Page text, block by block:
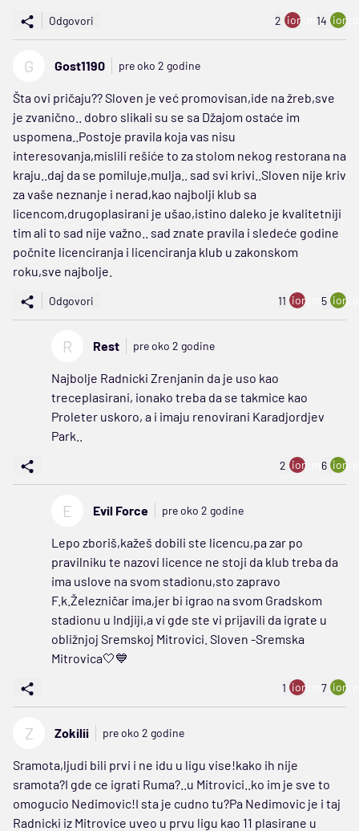
Odgovori 2 ion:minus
14
G Gost1190 pre oko 2 godine
Šta ovi pričaju?? Sloven je već promovisan,ide na žreb,sve
je zvanično.. dobro slikali su se sa Džajom ostaće im
uspomena..Postoje pravila koja vas nisu
interesovanja,mislili rešiće to za stolom nekog restorana na
kraju..daj da se pomiluje,mulja.. sad svi krivi..Sloven nije kriv
za vaše neznanje i nerad,kao najbolji klub sa
licencom,drugoplasirani je ušao,istino daleko je kvalitetniji
tim ali to sad nije važno.. sad znate pravila i sledeće godine
počnite licenciranja i licenciranja klub u zakonskom
roku,sve najbolje.
Odgovori 11 ion:minus
5
R Rest pre oko 2 godine
Najbolje Radnicki Zrenjanin da je uso kao
treceplasirani, ionako treba da se takmice kao
Proleter uskoro, a i imaju renovirani Karadjordjev
Park..
2 ion:minus
6
E Evil Force pre oko 2 godine
Lepo zboriš,kažeš dobili ste licencu,pa zar po
pravilniku te nazovi licence ne stoji da klub treba da
ima uslove na svom stadionu,sto zapravo
F.k.Železničar ima,jer bi igrao na svom Gradskom
stadionu u Indjiji,a vi gde ste vi prijavili da igrate u
obližnjoj Sremskoj Mitrovici. Sloven -Sremska
Mitrovica🤍💙
1 ion:minus
7
Z Zokilii pre oko 2 godine
Sramota,ljudi bili prvi i ne idu u ligu vise!kako ih nije
sramota?I gde ce igrati Ruma?..u Mitrovici..ko im je sve to
omogucio Nedimovic!I sta je cudno tu?Pa Nedimovic je i taj
Radnicki iz Mitrovice uveo u prvu ligu kao 11 plasirane u